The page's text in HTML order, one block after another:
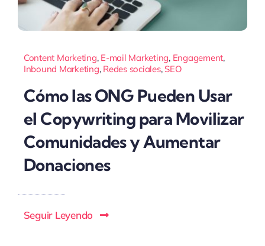
Content Marketing, E-mail Marketing, Engagement,
Inbound Marketing, Redes sociales, SEO
Cómo las ONG Pueden Usar
el Copywriting para Movilizar
Comunidades y Aumentar
Donaciones
Seguir Leyendo